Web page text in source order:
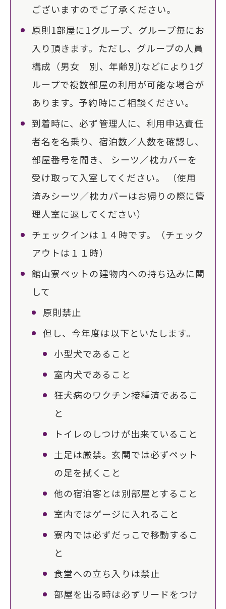
ございますのでご了承ください。
原則1部屋に1グループ、グループ毎にお
入り頂きます。ただし、グループの人員
構成（男女 別、年齢別)などにより1グ
ループで複数部屋の利用が可能な場合が
あります。予約時にご相談ください。
到着時に、必ず管理人に、利用申込責任
者名を名乗り、宿泊数／人数を確認し、
部屋番号を聞き、 シーツ／枕カバーを
受け取って入室してください。 （使用
済みシーツ／枕カバーはお帰りの際に管
理人室に返してください）
チェックインは１４時です。（チェック
アウトは１１時）
館山寮ペットの建物内への持ち込みに関
して
原則禁止
但し、今年度は以下といたします。
小型犬であること
室内犬であること
狂犬病のワクチン接種済であるこ
と
トイレのしつけが出来ていること
土足は厳禁。玄関では必ずペット
の足を拭くこと
他の宿泊客とは別部屋とすること
室内ではゲージに入れること
寮内では必ずだっこで移動するこ
と
食堂への立ち入りは禁止
部屋を出る時は必ずリードをつけ